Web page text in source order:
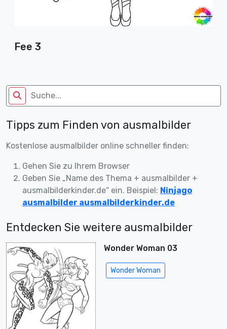
Fee 3
Tipps zum Finden von ausmalbilder
Kostenlose ausmalbilder online schneller finden:
Gehen Sie zu Ihrem Browser
Geben Sie „Name des Thema + ausmalbilder +
ausmalbilderkinder.de“ ein. Beispiel: Ninjago
ausmalbilder ausmalbilderkinder.de
Entdecken Sie weitere ausmalbilder
Wonder Woman 03
Wonder Woman